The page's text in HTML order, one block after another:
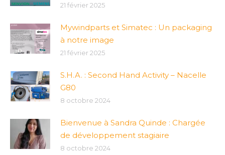
21 février 2025
Mywindparts et Simatec : Un packaging
à notre image
21 février 2025
S.H.A. : Second Hand Activity – Nacelle
G80
8 octobre 2024
Bienvenue à Sandra Quinde : Chargée
de développement stagiaire
8 octobre 2024